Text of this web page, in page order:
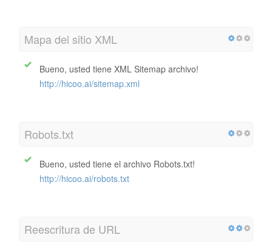
Mapa del sitio XML
Bueno, usted tiene XML Sitemap archivo!
http://hicoo.ai/sitemap.xml
Robots.txt
Bueno, usted tiene el archivo Robots.txt!
http://hicoo.ai/robots.txt
Reescritura de URL